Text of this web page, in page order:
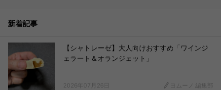
新着記事
【シャトレーゼ】大人向けおすすめ「ワインジ
ェラート＆オランジェット」
2026年07月26日 ヨムーノ 編集部